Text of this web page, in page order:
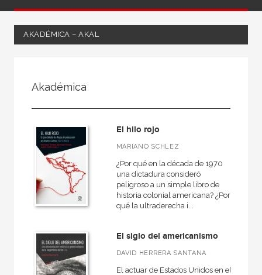
AKADÉMICA – AKAL
Ciencias humanas y sociales
Historia
MATERIAS
Arqueología
Europa
Actual
Prehistoria
Akadémica
El hilo rojo
MARIANO SCHLEZ
¿Por qué en la década de 1970
una dictadura consideró
peligroso a un simple libro de
historia colonial americana? ¿Por
qué la ultraderecha i...
El siglo del americanismo
DAVID HERRERA SANTANA
El actuar de Estados Unidos en el